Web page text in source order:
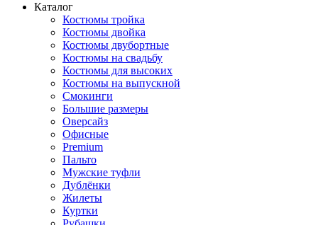
Каталог
Костюмы тройка
Костюмы двойка
Костюмы двубортные
Костюмы на свадьбу
Костюмы для высоких
Костюмы на выпускной
Смокинги
Большие размеры
Оверсайз
Офисные
Premium
Пальто
Мужские туфли
Дублёнки
Жилеты
Куртки